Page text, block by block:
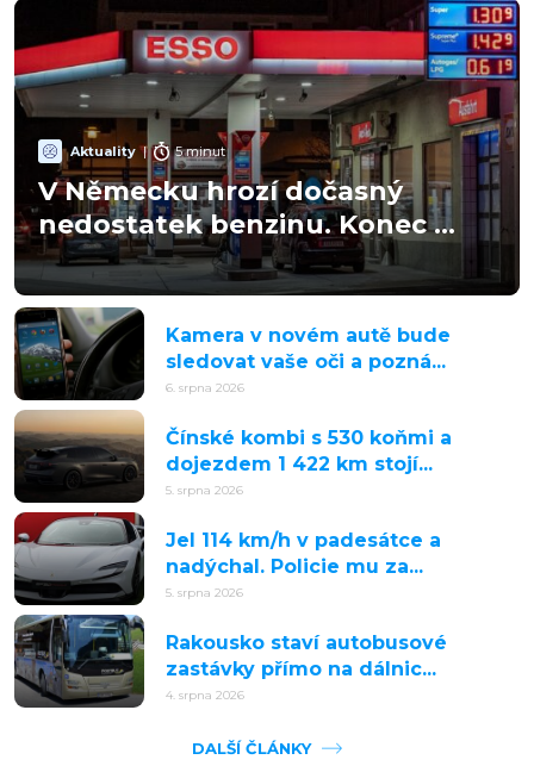
Aktuality | 5 minut
V Německu hrozí dočasný
nedostatek benzinu. Konec ...
Kamera v novém autě bude
sledovat vaše oči a pozná...
6. srpna 2026
Čínské kombi s 530 koňmi a
dojezdem 1 422 km stojí...
5. srpna 2026
Jel 114 km/h v padesátce a
nadýchal. Policie mu za...
5. srpna 2026
Rakousko staví autobusové
zastávky přímo na dálnic...
4. srpna 2026
DALŠÍ ČLÁNKY